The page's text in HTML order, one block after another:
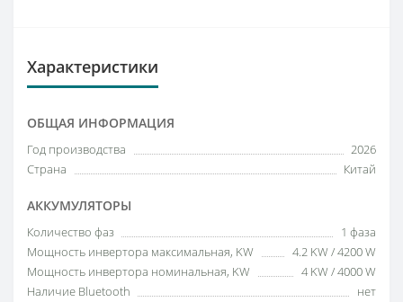
Характеристики
ОБЩАЯ ИНФОРМАЦИЯ
Год производства
2026
Страна
Китай
АККУМУЛЯТОРЫ
Количество фаз
1 фаза
Мощность инвертора максимальная, KW
4.2 KW / 4200 W
Мощность инвертора номинальная, KW
4 KW / 4000 W
Наличие Bluetooth
нет